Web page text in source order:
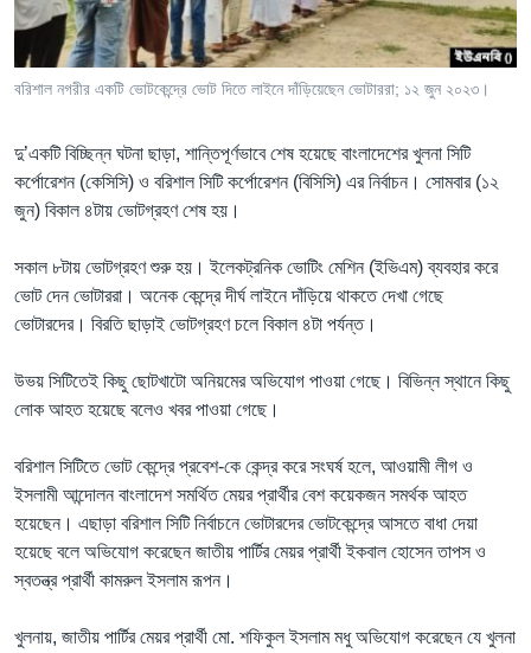
Learning English
অন্য ভাষায় ওয়েব সাইট
বরিশাল নগরীর একটি ভোটকেন্দ্রে ভোট দিতে লাইনে দাঁড়িয়েছেন ভোটাররা; ১২ জুন ২০২৩।
দু’একটি বিচ্ছিন্ন ঘটনা ছাড়া, শান্তিপূর্ণভাবে শেষ হয়েছে বাংলাদেশের খুলনা সিটি
কর্পোরেশন (কেসিসি) ও বরিশাল সিটি কর্পোরেশন (বিসিসি) এর নির্বাচন। সোমবার (১২
জুন) বিকাল ৪টায় ভোটগ্রহণ শেষ হয়।
সকাল ৮টায় ভোটগ্রহণ শুরু হয়। ইলেকট্রনিক ভোটিং মেশিন (ইভিএম) ব্যবহার করে
ভোট দেন ভোটাররা। অনেক কেন্দ্রে দীর্ঘ লাইনে দাঁড়িয়ে থাকতে দেখা গেছে
ভোটারদের। বিরতি ছাড়াই ভোটগ্রহণ চলে বিকাল ৪টা পর্যন্ত।
উভয় সিটিতেই কিছু ছোটখাটো অনিয়মের অভিযোগ পাওয়া গেছে। বিভিন্ন স্থানে কিছু
লোক আহত হয়েছে বলেও খবর পাওয়া গেছে।
বরিশাল সিটিতে ভোট কেন্দ্রে প্রবেশ-কে কেন্দ্র করে সংঘর্ষ হলে, আওয়ামী লীগ ও
ইসলামী আন্দোলন বাংলাদেশ সমর্থিত মেয়র প্রার্থীর বেশ কয়েকজন সমর্থক আহত
হয়েছেন। এছাড়া বরিশাল সিটি নির্বাচনে ভোটারদের ভোটকেন্দ্রে আসতে বাধা দেয়া
হয়েছে বলে অভিযোগ করেছেন জাতীয় পার্টির মেয়র প্রার্থী ইকবাল হোসেন তাপস ও
স্বতন্ত্র প্রার্থী কামরুল ইসলাম রূপন।
খুলনায়, জাতীয় পার্টির মেয়র প্রার্থী মো. শফিকুল ইসলাম মধু অভিযোগ করেছেন যে খুলনা